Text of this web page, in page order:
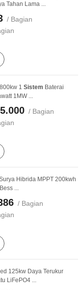
Tahan Lama ...
/ Bagian
1 Sistem Baterai
1MW ...
/ Bagian
Hibrida MPPT 200kwh
...
/ Bagian
125kw Daya Terukur
LiFePO4 ...